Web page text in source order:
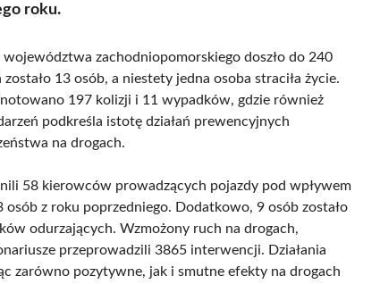
roku.
zachodniopomorskiego doszło do 240
13 osób, a niestety jedna osoba straciła życie.
197 kolizji i 11 wypadków, gdzie również
podkreśla istotę działań prewencyjnych
na drogach.
58 kierowców prowadzących pojazdy pod wpływem
z roku poprzedniego. Dodatkowo, 9 osób zostało
odurzających. Wzmożony ruch na drogach,
przeprowadzili 3865 interwencji. Działania
zarówno pozytywne, jak i smutne efekty na drogach